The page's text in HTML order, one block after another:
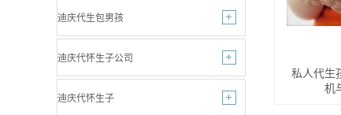
迪庆代生包男孩
迪庆代怀生子公司
迪庆代怀生子
私人代生
机